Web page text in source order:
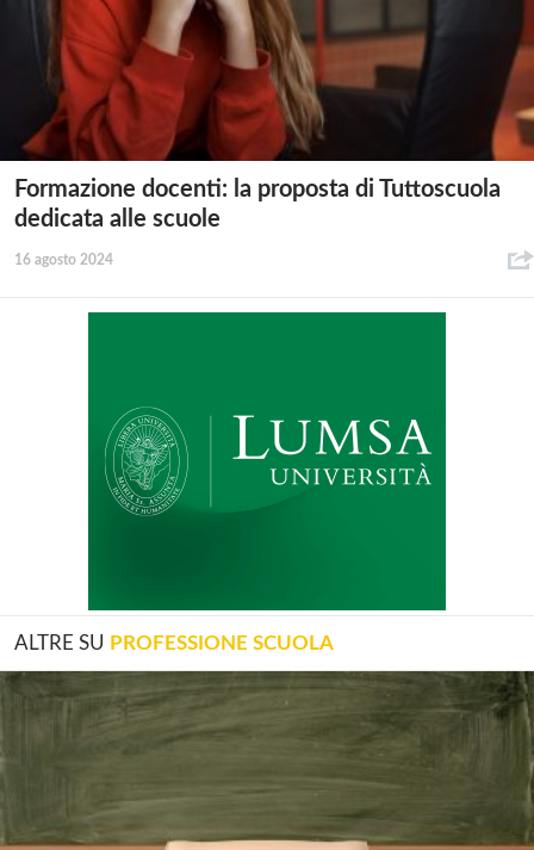
Formazione docenti: la proposta di Tuttoscuola
dedicata alle scuole
16 agosto 2024
ALTRE SU PROFESSIONE SCUOLA